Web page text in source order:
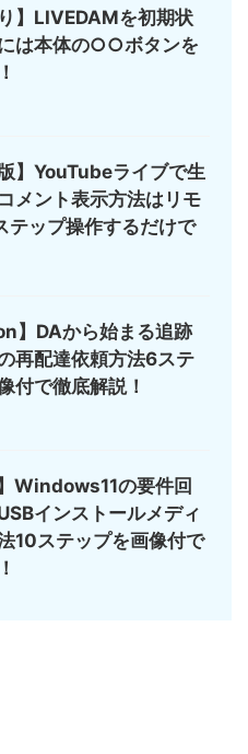
り】LIVEDAMを初期状
は本体の○○ボタンを
版】YouTubeライブで生
メント表示方法はリモ
テップ操作するだけで
】DAから始まる追跡
再配達依頼方法6ステ
付で徹底解説！
Windows11の要件回
インストールメディ
10ステップを画像付で